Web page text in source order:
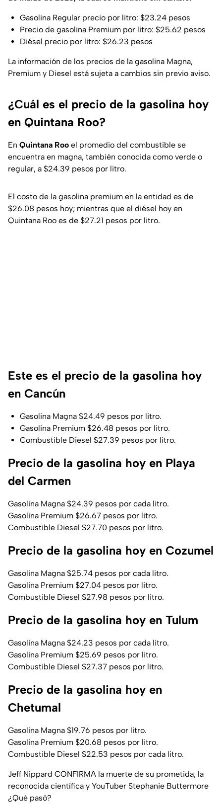
Gasolina Regular precio por litro: $23.24 pesos
Precio de gasolina Premium por litro: $25.62 pesos
Diésel precio por litro: $26.23 pesos
La información de los precios de la gasolina Magna,
Premium y Diesel está sujeta a cambios sin previo aviso.
¿Cuál es el precio de la gasolina hoy
en Quintana Roo?
En Quintana Roo el promedio del combustible se
encuentra en magna, también conocida como verde o
regular, a $24.39 pesos por litro.
El costo de la gasolina premium en la entidad es de
$26.08 pesos hoy; mientras que el diésel hoy en
Quintana Roo es de $27.21 pesos por litro.
Este es el precio de la gasolina hoy
en Cancún
Gasolina Magna $24.49 pesos por litro.
Gasolina Premium $26.48 pesos por litro.
Combustible Diesel $27.39 pesos por litro.
Precio de la gasolina hoy en Playa
del Carmen
Gasolina Magna $24.39 pesos por cada litro.
Gasolina Premium $26.67 pesos por litro.
Combustible Diesel $27.70 pesos por litro.
Precio de la gasolina hoy en Cozumel
Gasolina Magna $25.74 pesos por cada litro.
Gasolina Premium $27.04 pesos por litro.
Combustible Diesel $27.98 pesos por litro.
Precio de la gasolina hoy en Tulum
Gasolina Magna $24.23 pesos por cada litro.
Gasolina Premium $25.69 pesos por litro.
Combustible Diesel $27.37 pesos por litro.
Precio de la gasolina hoy en
Chetumal
Gasolina Magna $19.76 pesos por litro.
Gasolina Premium $20.68 pesos por litro.
Combustible Diesel $22.53 pesos por cada litro.
Jeff Nippard CONFIRMA la muerte de su prometida, la
reconocida científica y YouTuber Stephanie Buttermore
¿Qué pasó?